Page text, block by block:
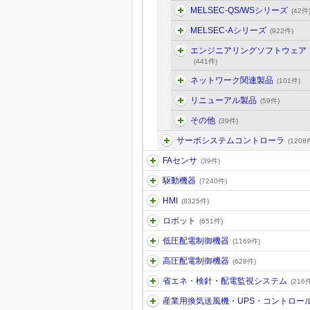
MELSEC-QS/WSシリーズ (42件)
MELSEC-Aシリーズ (922件)
エンジニアリングソフトウェア
(441件)
ネットワーク関連製品 (101件)
リニューアル製品 (59件)
その他 (39件)
サーボシステムコントローラ (1208
FAセンサ (39件)
駆動機器 (7240件)
HMI (8325件)
ロボット (651件)
低圧配電制御機器 (1169件)
高圧配電制御機器 (628件)
省エネ・検針・配電監視システム (216
産業用換気送風機・UPS・コントロー